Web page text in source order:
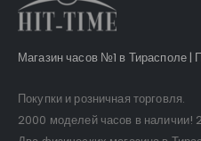
Магазин часов №1 в Тирасполе |
Покупки и розничная торговля.
2000 моделей часов в наличии!